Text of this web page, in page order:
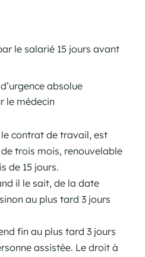
le salarié 15 jours avant
absolue
le médecin
contrat de travail, est
trois mois, renouvelable
de 15 jours.
il le sait, de la date
au plus tard 3 jours
fin au plus tard 3 jours
assistée. Le droit à